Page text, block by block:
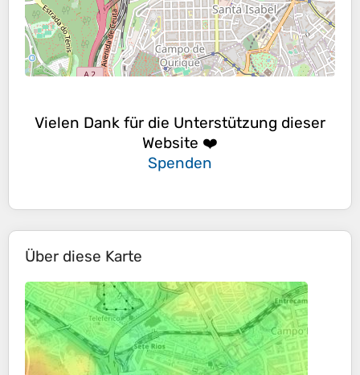
Vielen Dank für die Unterstützung dieser
Website ❤️
Spenden
Über diese Karte